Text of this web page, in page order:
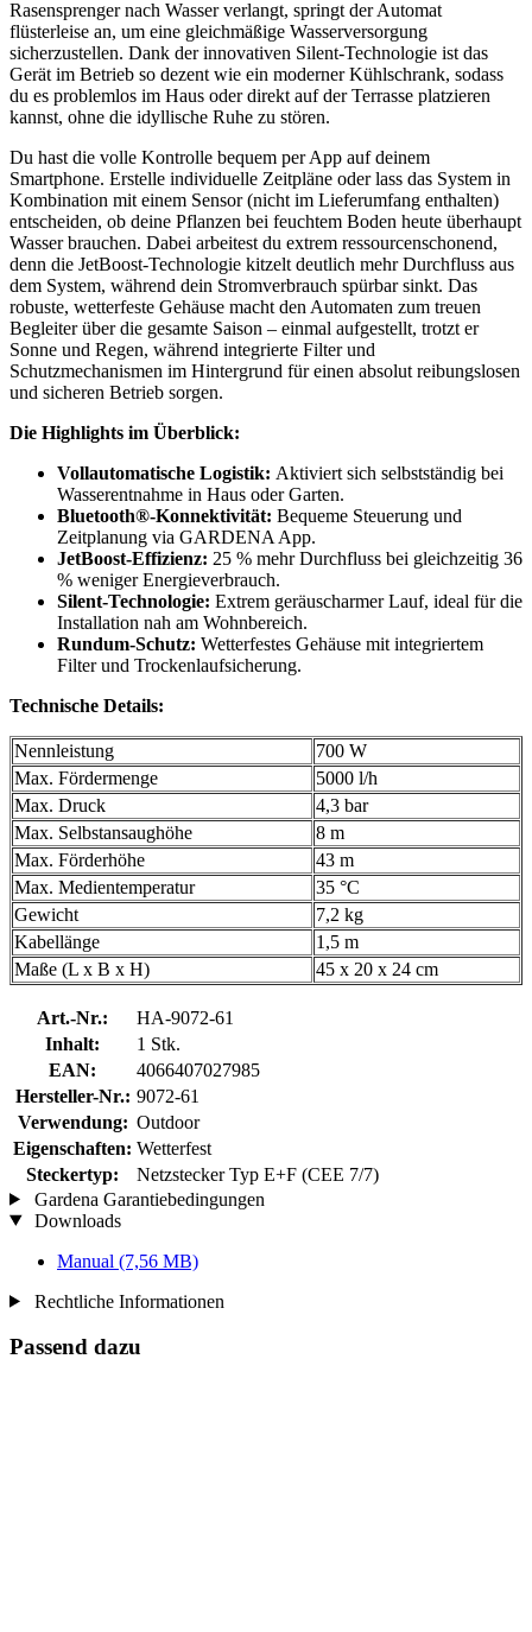
Rasensprenger nach Wasser verlangt, springt der Automat
flüsterleise an, um eine gleichmäßige Wasserversorgung
sicherzustellen. Dank der innovativen Silent-Technologie ist das
Gerät im Betrieb so dezent wie ein moderner Kühlschrank, sodass
du es problemlos im Haus oder direkt auf der Terrasse platzieren
kannst, ohne die idyllische Ruhe zu stören.
Du hast die volle Kontrolle bequem per App auf deinem
Smartphone. Erstelle individuelle Zeitpläne oder lass das System in
Kombination mit einem Sensor (nicht im Lieferumfang enthalten)
entscheiden, ob deine Pflanzen bei feuchtem Boden heute überhaupt
Wasser brauchen. Dabei arbeitest du extrem ressourcenschonend,
denn die JetBoost-Technologie kitzelt deutlich mehr Durchfluss aus
dem System, während dein Stromverbrauch spürbar sinkt. Das
robuste, wetterfeste Gehäuse macht den Automaten zum treuen
Begleiter über die gesamte Saison – einmal aufgestellt, trotzt er
Sonne und Regen, während integrierte Filter und
Schutzmechanismen im Hintergrund für einen absolut reibungslosen
und sicheren Betrieb sorgen.
Die Highlights im Überblick:
Vollautomatische Logistik: Aktiviert sich selbstständig bei
Wasserentnahme in Haus oder Garten.
Bluetooth®-Konnektivität: Bequeme Steuerung und
Zeitplanung via GARDENA App.
JetBoost-Effizienz: 25 % mehr Durchfluss bei gleichzeitig 36
% weniger Energieverbrauch.
Silent-Technologie: Extrem geräuscharmer Lauf, ideal für die
Installation nah am Wohnbereich.
Rundum-Schutz: Wetterfestes Gehäuse mit integriertem
Filter und Trockenlaufsicherung.
Technische Details:
Nennleistung
700 W
Max. Fördermenge
5000 l/h
Max. Druck
4,3 bar
Max. Selbstansaughöhe
8 m
Max. Förderhöhe
43 m
Max. Medientemperatur
35 °C
Gewicht
7,2 kg
Kabellänge
1,5 m
Maße (L x B x H)
45 x 20 x 24 cm
Art.-Nr.:
HA-9072-61
Inhalt:
1 Stk.
EAN:
4066407027985
Hersteller-Nr.: 9072-61
Verwendung: Outdoor
Eigenschaften: Wetterfest
Steckertyp:
Netzstecker Typ E+F (CEE 7/7)
Gardena Garantiebedingungen
Downloads
Manual (7,56 MB)
Rechtliche Informationen
Passend dazu